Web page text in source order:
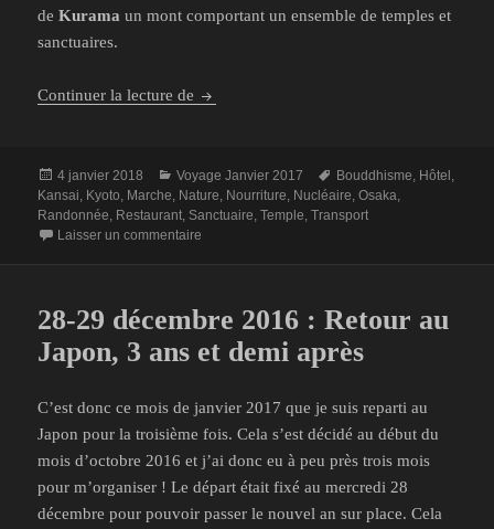
deKurama un mont comportant un ensemble de temples et
sanctuaires.
Continuer la lecture de 30 décembre 2016 : Randonnée à
Publié
le
4 janvier 2018 Catégories
Voyage Janvier 2017
Mots-
clés
Bouddhisme, Hôtel ,
Kansai, Kyoto, Marche, Nature, Nourriture, Nucléaire,Osaka,
Randonnée, Restaurant, Sanctuaire,Temple,Transport
Laisser un commentaire
28-29 décembre 2016 : Retour au
Japon, 3 ans et demi après
C’est donc ce mois de janvier 2017 que je suis reparti au
Japon pour la troisième fois. Cela s’est décidé au début du
mois d’octobre 2016 et j’ai donc eu à peu près trois mois
pour m’organiser ! Le départ était fixé au mercredi 28
décembre pour pouvoir passer le nouvel an sur place. Cela